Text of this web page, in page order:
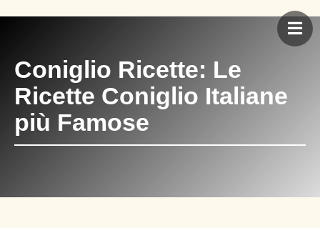
Coniglio Ricette: Le
Ricette Coniglio Italiane
più Famose